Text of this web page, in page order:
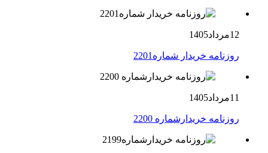
12مرداد1405
روزنامه خریدار شماره2201
11مرداد1405
روزنامه خریدارشماره 2200